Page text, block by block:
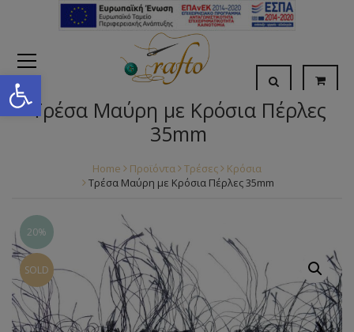
Open toolbar
Τρέσα Μαύρη με Κρόσια Πέρλες
35mm
Home Προϊόντα Τρέσες
Κρόσια
Τρέσα Μαύρη με Κρόσια Πέρλες 35mm
20%
SOLD